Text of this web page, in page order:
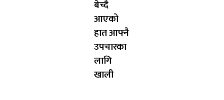
बेच्दै
आएको
हात आफ्नै
उपचारका
लागि
खाली